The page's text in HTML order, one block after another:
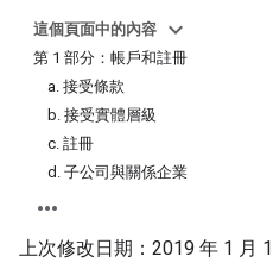
這個頁面中的內容
第 1 部分：帳戶和註冊
a. 接受條款
b. 接受實體層級
c. 註冊
d. 子公司與關係企業
上次修改日期：2019 年 1 月